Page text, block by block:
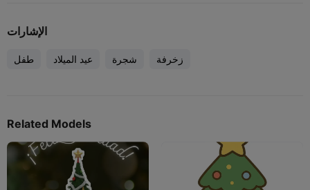
الإشارات
طفل عيد الميلاد شجرة زخرفة
Related Models